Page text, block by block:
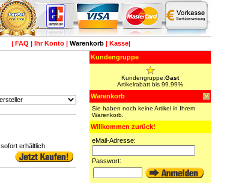
| FAQ | Ihr Konto| Warenkorb| Kasse|
sofort erhältlich
Kundengruppe
Kundengruppe:Gast
Artikelrabatt bis 99.99%
Warenkorb
Sie haben noch keine Artikel in Ihrem
Warenkorb.
Willkommen zurück!
eMail-Adresse:
Passwort: